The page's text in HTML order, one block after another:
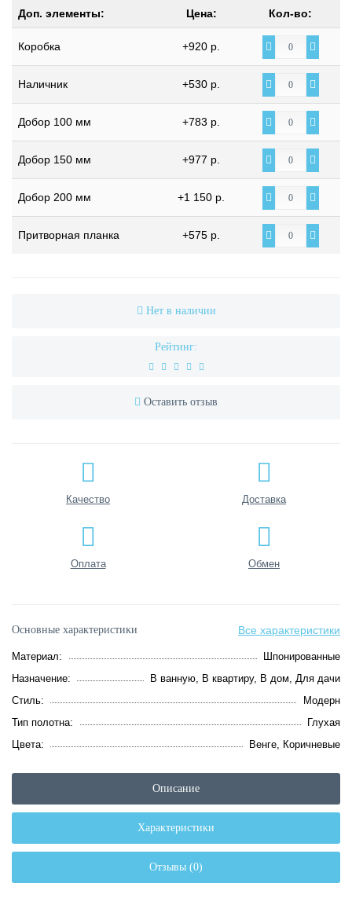
Доп. элементы: Цена: Кол-во:
Коробка +920 р.
Наличник +530 р.
Добор 100 мм +783 р.
Добор 150 мм +977 р.
Добор 200 мм +1 150 р.
Притворная планка +575 р.
Нет в наличии
Рейтинг:
Оставить отзыв
Качество Доставка
Оплата Обмен
Основные характеристики Все характеристики
Материал:
Шпонированные
Назначение:
В ванную, В квартиру, В дом, Для дачи
Стиль:
Модерн
Тип полотна:
Глухая
Цвета:
Венге, Коричневые
Описание
Характеристики
Отзывы (0)